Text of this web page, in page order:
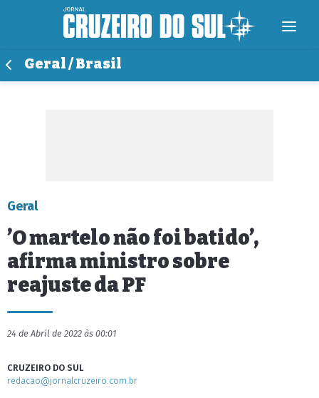
Geral / Brasil
Geral
’O martelo não foi batido’,
afirma ministro sobre
reajuste da PF
24 de Abril de 2022 às 00:01
CRUZEIRO DO SUL
redacao@jornalcruzeiro.com.br